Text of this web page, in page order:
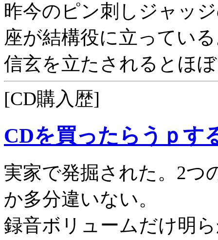
昨今のピン刺しジャッ
座が結構役に立ってい
信玄を立たされるとほ
[CD購入歴]
CDを買ったらうｐす
実家で発掘された。2つ
か多分違いない。
録音ボリュームだけ明